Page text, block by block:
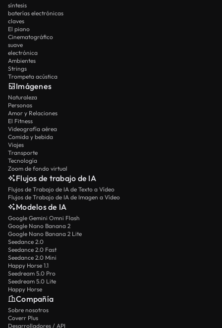
síntesis
baterías electrónicas
claves
El piano
Cinematográfico
suave
electrónica
Ambientes
Strings
Trompeta acústica
Imágenes
Naturaleza
Personas
Amor y Relaciones
El Fitness
Videografía aérea
Comida y bebida
Viajes
Transporte
Tecnología
Zoom de fondo virtual
Flujos de trabajo de IA
Flujos de Trabajo de IA de Texto a Vídeo
Flujos de Trabajo de IA de Imagen a Vídeo
Modelos de IA
Google Gemini Omni Flash
Google Nano Banana 2
Google Nano Banana 2 Lite
Seedance 2.0
Seedance 2.0 Fast
Seedance 2.0 Mini
Happy Horse 1.1
Seedream 5.0 Pro
Seedream 5.0 Lite
Happy Horse
Compañía
Sobre nosotros
Coverr Plus
Desarrolladores / API